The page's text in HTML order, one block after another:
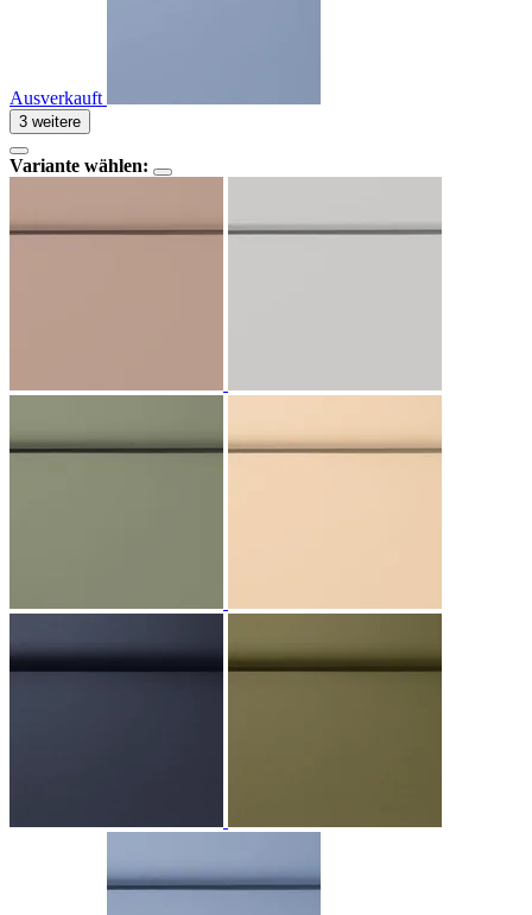
Ausverkauft
3 weitere
Variante wählen: